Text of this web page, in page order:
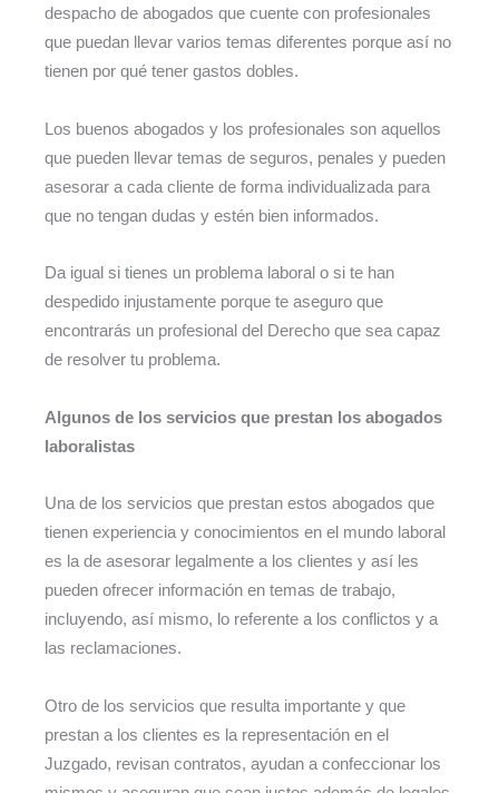
despacho de abogados que cuente con profesionales
que puedan llevar varios temas diferentes porque así no
tienen por qué tener gastos dobles.
Los buenos abogados y los profesionales son aquellos
que pueden llevar temas de seguros, penales y pueden
asesorar a cada cliente de forma individualizada para
que no tengan dudas y estén bien informados.
Da igual si tienes un problema laboral o si te han
despedido injustamente porque te aseguro que
encontrarás un profesional del Derecho que sea capaz
de resolver tu problema.
Algunos de los servicios que prestan los abogados
laboralistas
Una de los servicios que prestan estos abogados que
tienen experiencia y conocimientos en el mundo laboral
es la de asesorar legalmente a los clientes y así les
pueden ofrecer información en temas de trabajo,
incluyendo, así mismo, lo referente a los conflictos y a
las reclamaciones.
Otro de los servicios que resulta importante y que
prestan a los clientes es la representación en el
Juzgado, revisan contratos, ayudan a confeccionar los